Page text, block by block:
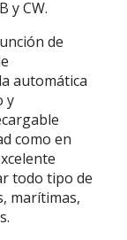
y CW.
de
automática
y
como en
todo tipo de
marítimas,